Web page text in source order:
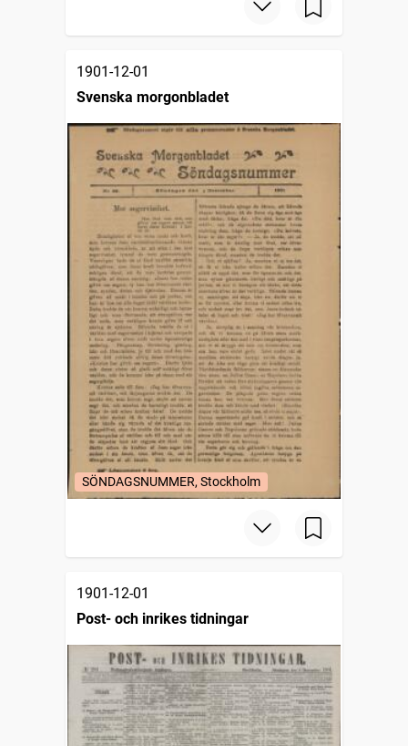
1901-12-01
Svenska morgonbladet
SÖNDAGSNUMMER, Stockholm
1901-12-01
Post- och inrikes tidningar